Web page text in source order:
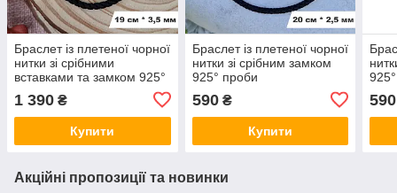
Браслет із плетеної чорної
нитки зі срібними
вставками та замком 925°
1 390 ₴
Купити
Браслет із плетеної чорної
нитки зі срібним замком
925° проби
590₴
Купити
590
Акційні пропозиції та новинки